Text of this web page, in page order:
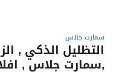
سمارت جلاس
التظليل الذكي ,
,سمارت جلاس ,